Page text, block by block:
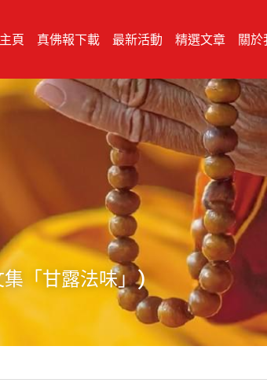
主頁 真佛報下載 最新活動 精選文章 關於
「甘露法味」)